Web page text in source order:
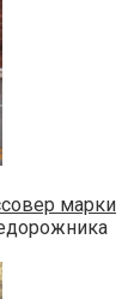
марки